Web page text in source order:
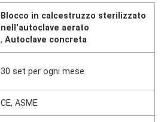
Blocco in calcestruzzo sterilizzato
nell'autoclave aerato
,Autoclave concreta
30 set per ogni mese
CE, ASME